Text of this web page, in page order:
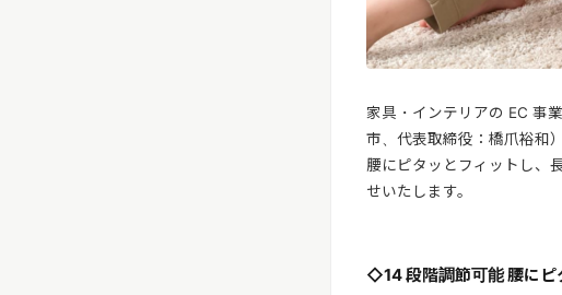
家具・インテリアの EC 事
市、代表取締役：橋爪裕和
腰にピタッとフィットし、
せいたします。
◇14 段階調節可能 腰にピ